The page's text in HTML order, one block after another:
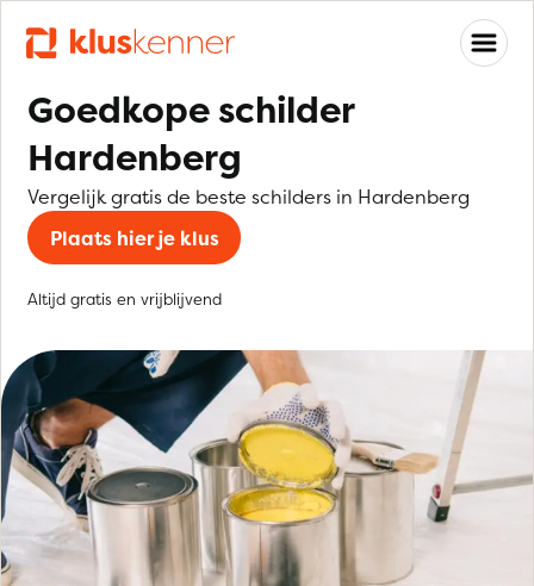
Goedkope schilder
Hardenberg
Vergelijk gratis de beste schilders in Hardenberg
Plaats hier je klus
Altijd gratis en vrijblijvend